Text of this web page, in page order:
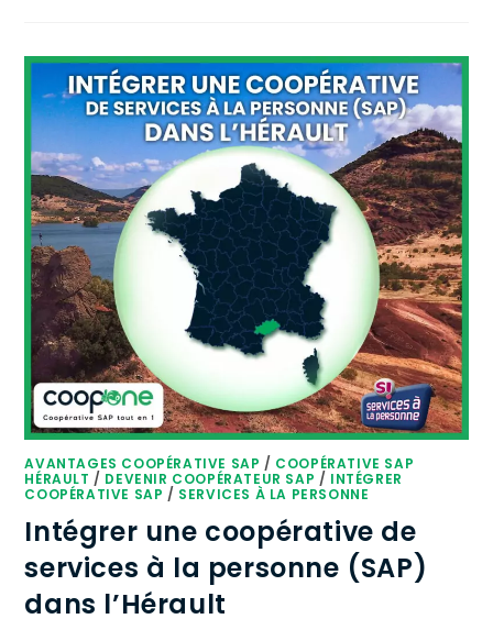
AVANTAGES COOPÉRATIVE SAP / COOPÉRATIVE SAP
HÉRAULT / DEVENIR COOPÉRATEUR SAP / INTÉGRER
COOPÉRATIVE SAP / SERVICES À LA PERSONNE
Intégrer une coopérative de
services à la personne (SAP)
dans l’Hérault